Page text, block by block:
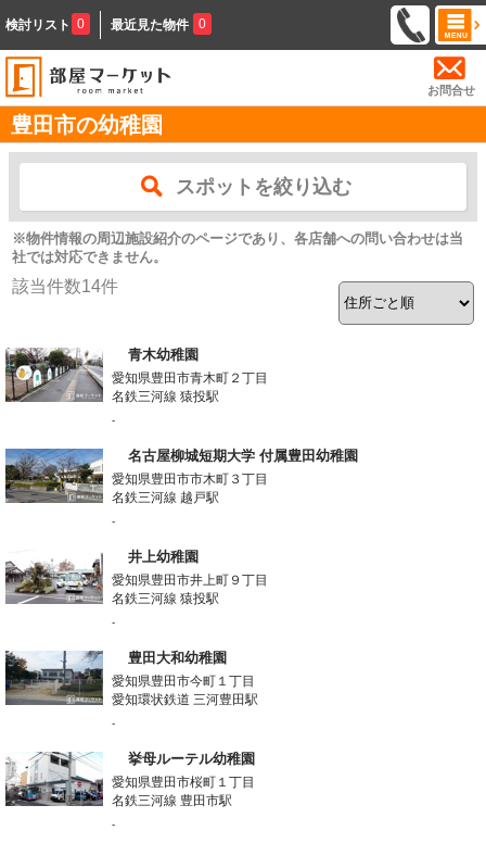
検討リスト 0 最近見た物件 0
お問合せ
豊田市の幼稚園
スポットを絞り込む
※物件情報の周辺施設紹介のページであり、各店舗への問い合わせは当
社では対応できません。
該当件数14件
青木幼稚園
愛知県豊田市青木町２丁目
名鉄三河線 猿投駅
-
名古屋柳城短期大学 付属豊田幼稚園
愛知県豊田市市木町３丁目
名鉄三河線 越戸駅
-
井上幼稚園
愛知県豊田市井上町９丁目
名鉄三河線 猿投駅
-
豊田大和幼稚園
愛知県豊田市今町１丁目
愛知環状鉄道 三河豊田駅
-
挙母ルーテル幼稚園
愛知県豊田市桜町１丁目
名鉄三河線 豊田市駅
-